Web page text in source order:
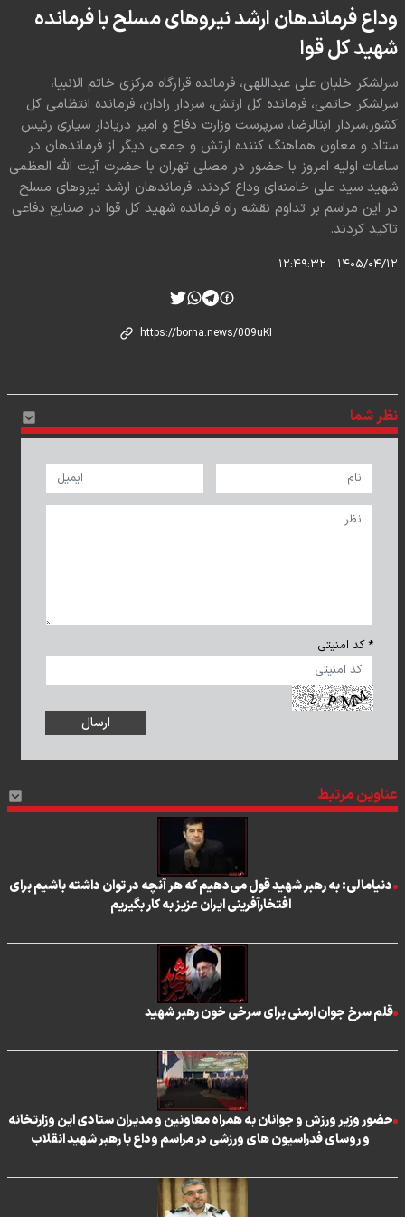
وداع فرماندهان ارشد نیروهای مسلح با فرمانده
شهید کل قوا
سرلشکر خلبان علی عبداللهی، فرمانده قرارگاه مرکزی خاتم الانبیا،
سرلشکر حاتمی، فرمانده کل ارتش، سردار رادان، فرمانده انتظامی کل
کشور،سردار ابنالرضا، سرپرست وزارت دفاع و امیر دریادار سیاری رئیس
ستاد و معاون هماهنگ کننده ارتش و جمعی دیگر از فرماندهان در
ساعات اولیه امروز با حضور در مصلی تهران با حضرت آیت الله العظمی
شهید سید علی خامنه‌ای وداع کردند. فرماندهان ارشد نیروهای مسلح
در این مراسم بر تداوم نقشه راه فرمانده شهید کل قوا در صنایع دفاعی
تاکید کردند.
۱۴۰۵/۰۴/۱۲ - ۱۲:۴۹:۳۲
نظر شما
* کد امنیتی
عناوین مرتبط
دنیامالی: به رهبر شهید قول می‌دهیم که هر آنچه در توان داشته باشیم برای
افتخارآفرینی ایران عزیز به کار بگیریم
قلم سرخ جوان ارمنی برای سرخی خون رهبر شهید
حضور وزیر ورزش و جوانان به همراه معاونین و مدیران ستادی این وزارتخانه
و روسای فدراسیون های ورزشی در مراسم وداع با رهبر شهید انقلاب